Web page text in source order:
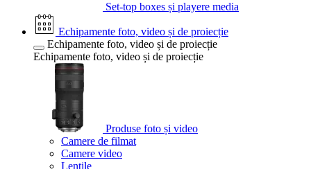
Set-top boxes și playere media
Echipamente foto, video și de proiecție
Echipamente foto, video și de proiecție
Echipamente foto, video și de proiecție
Produse foto și video
Camere de filmat
Camere video
Lentile